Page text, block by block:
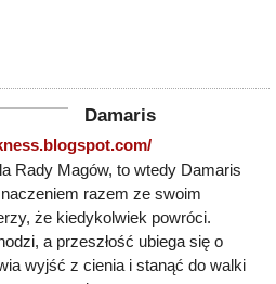
Damaris
Rady Magów, to wtedy Damaris
razem ze swoim
że kiedykolwiek powróci.
a przeszłość ubiega się o
wyjść z cienia i stanąć do walki